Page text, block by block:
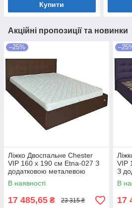
Купити
Акційні пропозиції та новинки
–25%
Ліжко Двоспальне Chester
VIP 160 х 190 см Etna-027 З
додатковою металевою
цільнозварною рамою
Коричневий
В наявності
17 485,65 ₴ 23 315 ₴
VIP
З
В
17